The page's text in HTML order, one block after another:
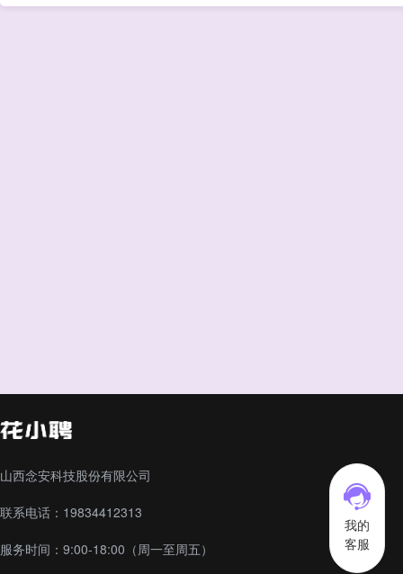
我的
客服
山西念安科技股份有限公司
联系电话：19834412313
服务时间：9:00-18:00（周一至周五）